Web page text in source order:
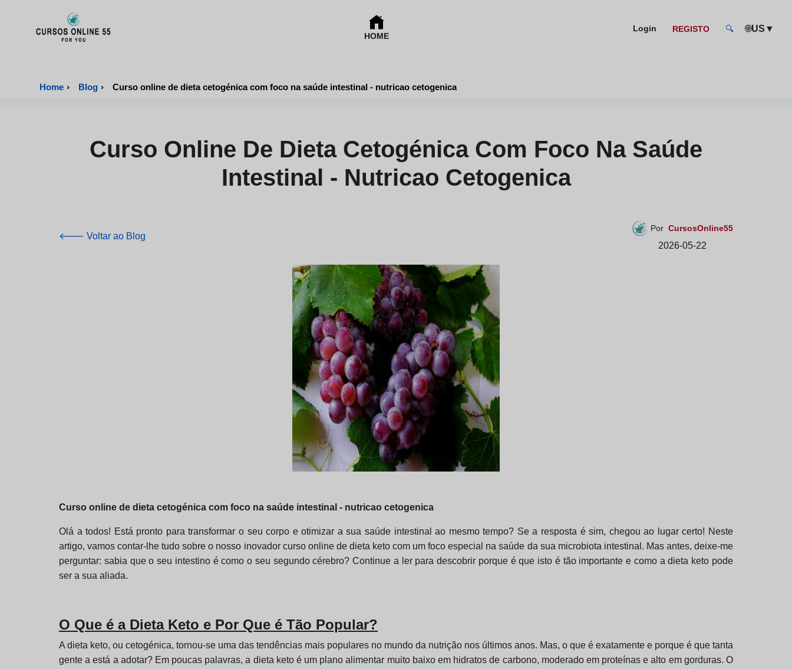
HOME
Login REGISTO 🔍 🌐US ▼
Home › Blog › Curso online de dieta cetogénica com foco na saúde intestinal - nutricao cetogenica
Curso Online De Dieta Cetogénica Com Foco Na Saúde
Intestinal - Nutricao Cetogenica
🡐 Voltar ao Blog
Por CursosOnline55
2026-05-22
Curso online de dieta cetogénica com foco na saúde intestinal - nutricao cetogenica
Olá a todos! Está pronto para transformar o seu corpo e otimizar a sua saúde intestinal ao mesmo tempo? Se a resposta é sim, chegou ao lugar certo! Neste
artigo, vamos contar-lhe tudo sobre o nosso inovador curso online de dieta keto com um foco especial na saúde da sua microbiota intestinal. Mas antes, deixe-me
perguntar: sabia que o seu intestino é como o seu segundo cérebro? Continue a ler para descobrir porque é que isto é tão importante e como a dieta keto pode
ser a sua aliada.
O Que é a Dieta Keto e Por Que é Tão Popular?
A dieta keto, ou cetogénica, tornou-se uma das tendências mais populares no mundo da nutrição nos últimos anos. Mas, o que é exatamente e porque é que tanta
gente a está a adotar? Em poucas palavras, a dieta keto é um plano alimentar muito baixo em hidratos de carbono, moderado em proteínas e alto em gorduras. O